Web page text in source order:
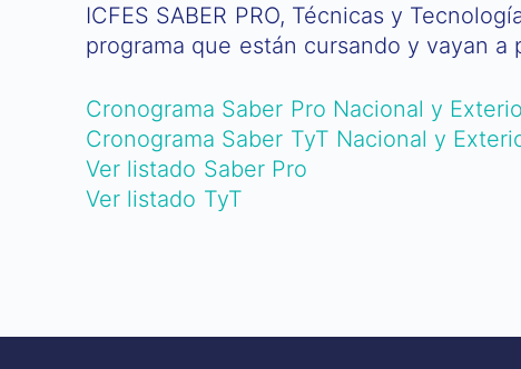
ICFES SABER PRO, Técnicas y
programa que están cursando y vayan
Cronograma Saber Pro Nacional y
Cronograma Saber TyT Nacional y
Ver listado Saber Pro
Ver listado TyT